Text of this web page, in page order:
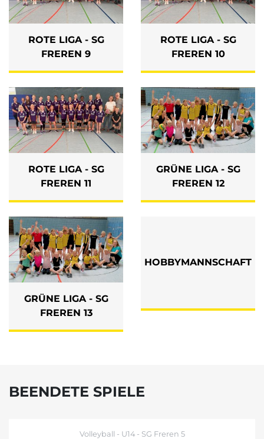
ROTE LIGA - SG
FREREN 9
ROTE LIGA - SG
FREREN 10
ROTE LIGA - SG
FREREN 11
GRÜNE LIGA - SG
FREREN 12
GRÜNE LIGA - SG
FREREN 13
HOBBYMANNSCHAFT
BEENDETE SPIELE
Volleyball - U14 - SG Freren 5